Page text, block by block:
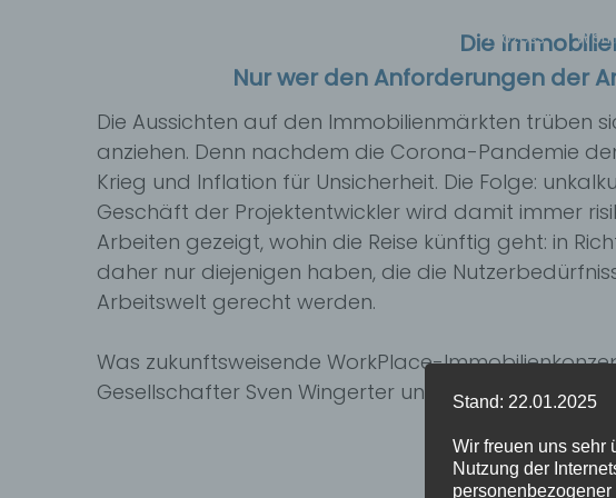
Prozess
Die
Nur wer den Anforderungen der
Die Aussichten auf den Immobilienmärkten trüben
anziehen. Denn nachdem die Corona-Pandemie
Krieg und Inflation für Unsicherheit. Die Folge:
Geschäft der Projektentwickler wird damit immer
Arbeiten gezeigt, wohin die Reise künftig geht: in
daher nur diejenigen haben, die die
Arbeitswelt gerecht werden.
Was zukunftsweisende WorkPlace-
Gesellschafter Sven Wingerter und Jens Kleemann
Stand: 22.01.2025
Wir freuen uns sehr
Nutzung der